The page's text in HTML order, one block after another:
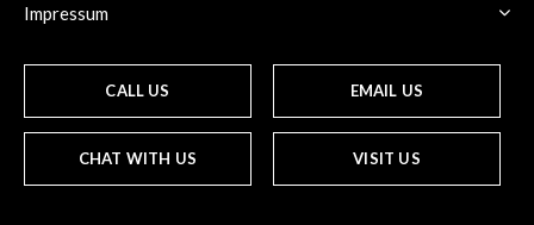
Impressum
CALL US EMAIL US
CHAT WITH US VISIT US